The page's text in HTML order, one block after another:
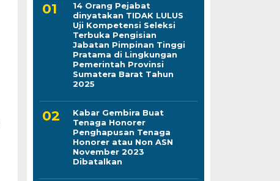
14 Orang Pejabat
dinyatakan TIDAK LULUS
Uji Kompetensi Seleksi
Terbuka Pengisian
Jabatan Pimpinan Tinggi
Pratama di Lingkungan
Pemerintah Provinsi
Sumatera Barat Tahun
2025
Kabar Gembira Buat
Tenaga Honorer
Penghapusan Tenaga
Honorer atau Non ASN
November 2023
Dibatalkan